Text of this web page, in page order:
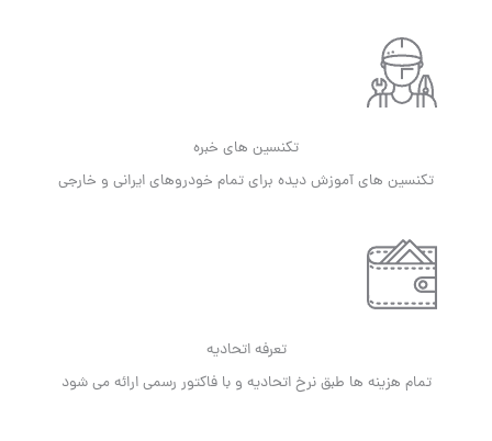
تکنسین های خبره
تکنسین های آموزش دیده برای تمام خودروهای ایرانی و خارجی
تعرفه اتحادیه
تمام هزینه ها طبق نرخ اتحادیه و با فاکتور رسمی ارائه می شود